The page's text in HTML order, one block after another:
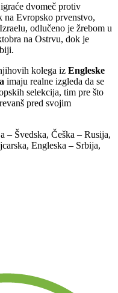
igraće dvomeč protiv
na Evropsko prvenstvo,
odlučeno je žrebom u
na Ostrvu, dok je
kolega iz Engleske
imaju realne izgleda da se
selekcija, tim pre što
pred svojim
– Švedska, Češka – Rusija,
Engleska – Srbija,